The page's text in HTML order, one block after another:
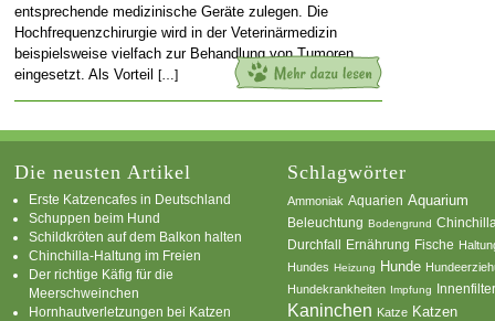
entsprechende medizinische Geräte zulegen. Die
Hochfrequenzchirurgie wird in der Veterinärmedizin
beispielsweise vielfach zur Behandlung von Tumoren
eingesetzt. Als Vorteil […]
Die neusten Artikel
Erste Katzencafes in Deutschland
Schuppen beim Hund
Schildkröten auf dem Balkon halten
Chinchilla-Haltung im Freien
Der richtige Käfig für die
Meerschweinchen
Hornhautverletzungen bei Katzen
Schlagwörter
Ammoniak Aquarien Aquarium
Beleuchtung Bodengrund
Durchfall Ernährung Fische
Hundes Heizung Hunde
Hundekrankheiten Impfung
Kaninchen Katze Katzen